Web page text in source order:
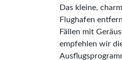
Das kleine,
Flughafen
Fällen mit
empfehlen wir